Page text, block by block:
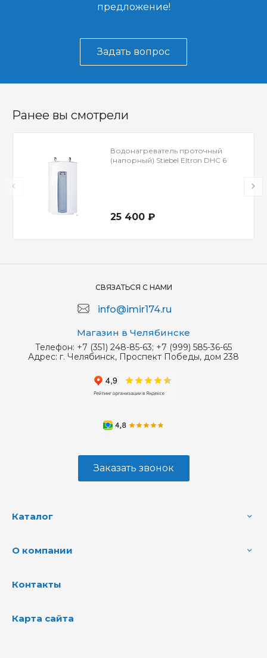
предложение!
Задать вопрос
Ранее вы смотрели
Водонагреватель проточный
(напорный) Stiebel Eltron DHC 6
25 400 ₽
СВЯЗАТЬСЯ С НАМИ
info@imir174.ru
Магазин в Челябинске
Телефон: +7 (351) 248-85-63; +7 (999) 585-36-65
Адрес: г. Челябинск, Проспект Победы, дом 238
Заказать звонок
Каталог
О компании
Контакты
Карта сайта